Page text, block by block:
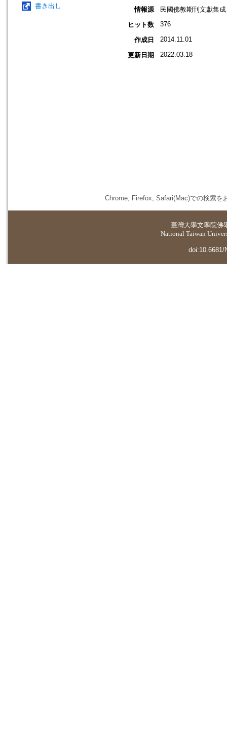
書き出し
情報源
民國佛教期刊文獻集
ヒット数
376
作成日 2014.11.01
更新日期 2022.03.18
Chrome, Firefox, Safari(Mac)での検索を
臺灣大學文學院佛
National Taiwan
doi:10.6681/